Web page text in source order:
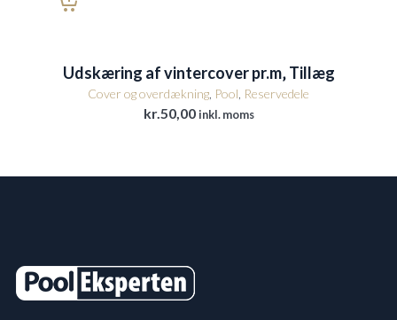
Udskæring af vintercover pr.m‚ Tillæg
Cover og overdækning Pool Reservedele
kr. 50,00 inkl. moms